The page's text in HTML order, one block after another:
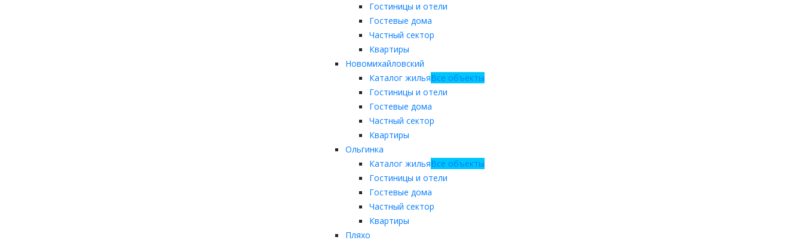
Гостиницы и отели
Гостевые дома
Частный сектор
Квартиры
Новомихайловский
Каталог жильяВсе объекты
Гостиницы и отели
Гостевые дома
Частный сектор
Квартиры
Ольгинка
Каталог жильяВсе объекты
Гостиницы и отели
Гостевые дома
Частный сектор
Квартиры
Пляхо